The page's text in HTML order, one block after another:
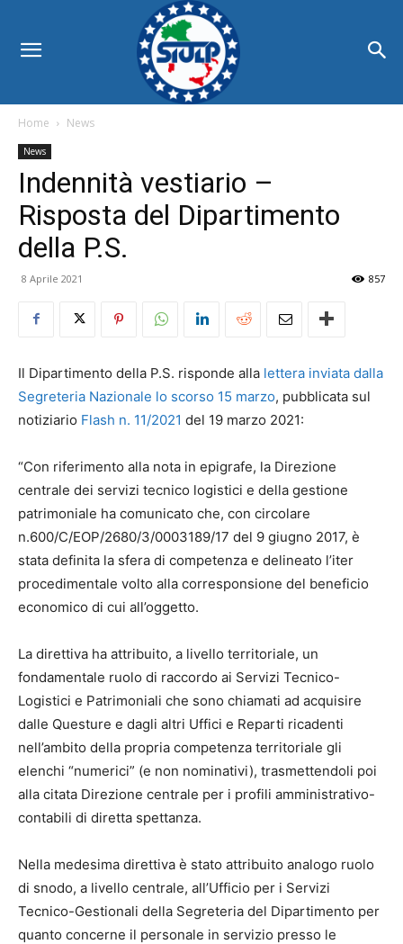
Home News
News
Indennità vestiario –
Risposta del Dipartimento
della P.S.
8 Aprile 2021 857
Il Dipartimento della P.S. risponde alla lettera inviata dalla
Segreteria Nazionale lo scorso 15 marzo, pubblicata sul
notiziario Flash n. 11/2021 del 19 marzo 2021:
“Con riferimento alla nota in epigrafe, la Direzione
centrale dei servizi tecnico logistici e della gestione
patrimoniale ha comunicato che, con circolare
n.600/C/EOP/2680/3/0003189/17 del 9 giugno 2017, è
stata definita la sfera di competenza e delineato l’iter
procedimentale volto alla corresponsione del beneficio
economico di cui all’oggetto.
La direttiva ha attribuito, a livello territoriale, un
fondamentale ruolo di raccordo ai Servizi Tecnico-
Logistici e Patrimoniali che sono chiamati ad acquisire
dalle Questure e dagli altri Uffici e Reparti ricadenti
nell’ambito della propria competenza territoriale gli
elenchi “numerici” (e non nominativi), trasmettendoli poi
alla citata Direzione centrale per i profili amministrativo-
contabili di diretta spettanza.
Nella medesima direttiva è stato attribuito analogo ruolo
di snodo, a livello centrale, all’Ufficio per i Servizi
Tecnico-Gestionali della Segreteria del Dipartimento per
quanto concerne il personale in servizio presso le